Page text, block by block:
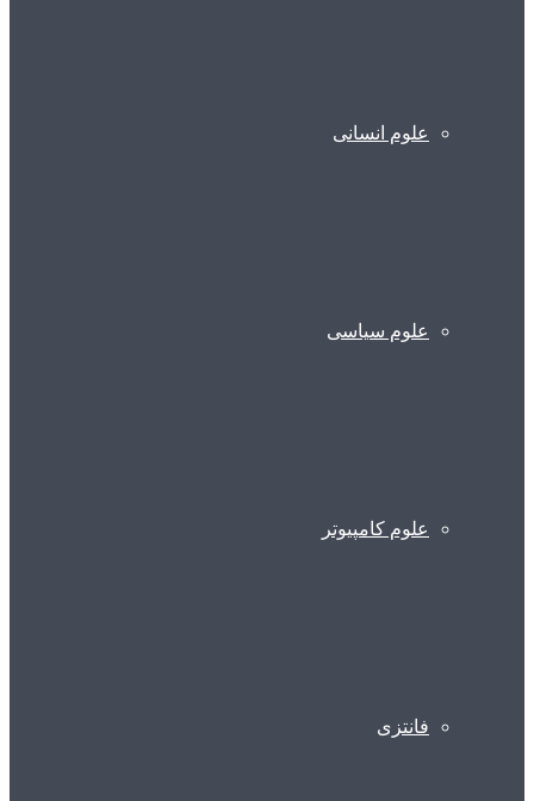
علوم انسانی
علوم سیاسی
علوم کامپیوتر
فانتزی